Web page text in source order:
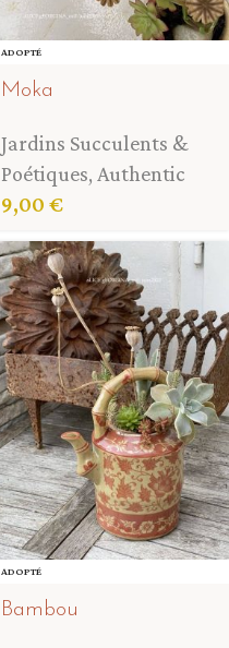
ADOPTÉ
Moka
Jardins Succulents &
Poétiques, Authentic
9,00 €
ADOPTÉ
Bambou